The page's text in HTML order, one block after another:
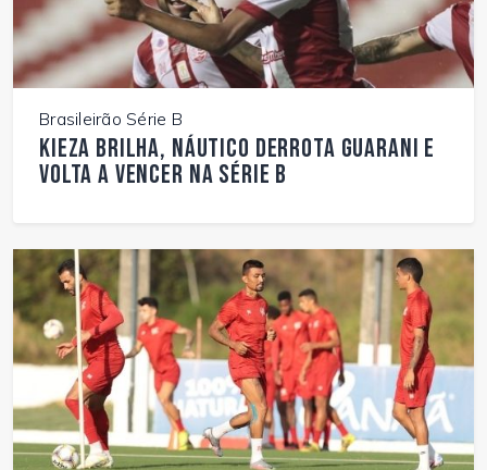
Brasileirão Série B
Kieza brilha, Náutico derrota Guarani e
volta a vencer na Série B